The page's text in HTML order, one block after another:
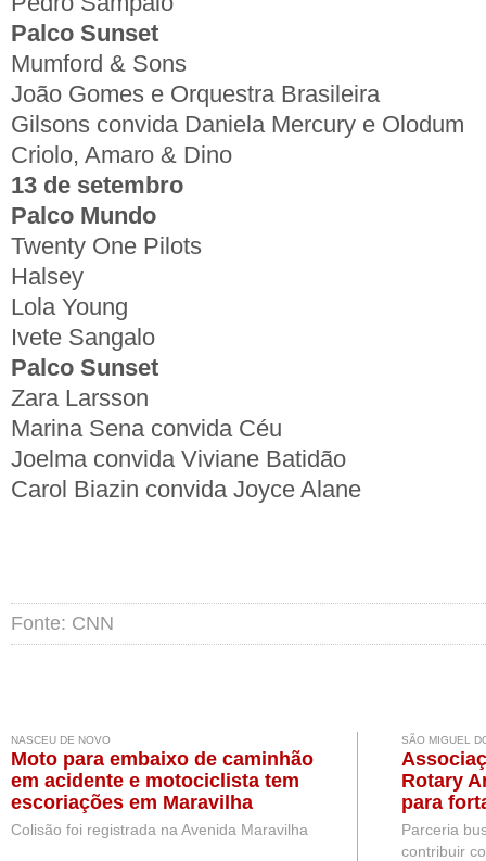
Palco Sunset
Mumford & Sons
João Gomes e Orquestra Brasileira
Gilsons convida Daniela Mercury e Olodum
Criolo, Amaro & Dino
13 de setembro
Palco Mundo
Twenty One Pilots
Halsey
Lola Young
Ivete Sangalo
Palco Sunset
Zara Larsson
Marina Sena convida Céu
Joelma convida Viviane Batidão
Carol Biazin convida Joyce Alane
Fonte: CNN
NASCEU DE NOVO
Moto para embaixo de caminhão
em acidente e motociclista tem
escoriações em Maravilha
Colisão foi registrada na Avenida Maravilha
SÃO MIGUEL
Rotary
para
pessoas
Miguel
Parceria
contribuir